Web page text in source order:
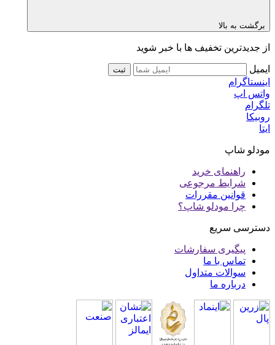
برگشت به بالا
از جدیدترین تخفیف ها با خبر شوید
ایمیل ثبت
اینستاگرام
واتس اپ
تلگرام
روبیکا
ایتا
مودلو شاپ
راهنمای خرید
شرایط مرجوعی
قوانین مقررات
چرا مودلو شاپ؟
دسترسی سریع
پیگیری سفارشات
تماس با ما
سوالات متداول
درباره ما